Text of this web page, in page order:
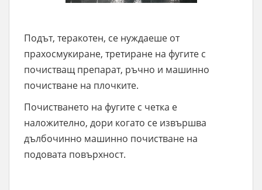
Подът, теракотен, се нуждаеше от
прахосмукиране, третиране на фугите с
почистващ препарат, ръчно и машинно
почистване на плочките.
Почистването на фугите с четка е
наложително, дори когато се извършва
дълбочинно машинно почистване на
подовата повърхност.